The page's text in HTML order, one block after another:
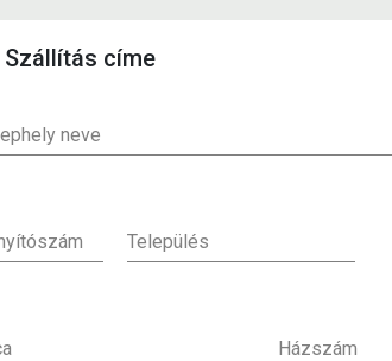
Szállítás címe
neve
Település
Házszám